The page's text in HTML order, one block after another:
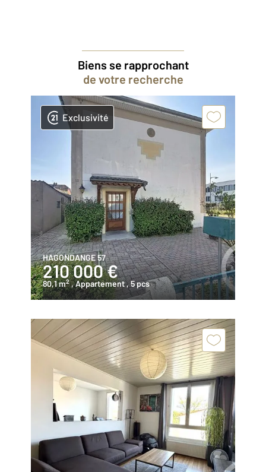
Biens se rapprochant
de votre recherche
Exclusivité
HAGONDANGE 57
210 000 €
80,1 m2 , Appartement, 5 pcs